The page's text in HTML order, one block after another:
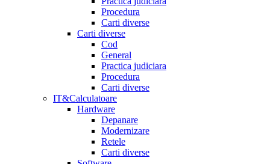
Procedura
Carti diverse
Carti diverse
Cod
General
Practica judiciara
Procedura
Carti diverse
IT&Calculatoare
Hardware
Depanare
Modernizare
Retele
Carti diverse